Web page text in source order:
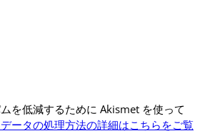
を低減するために Akismet を使って
ータの処理方法の詳細はこちらをご覧